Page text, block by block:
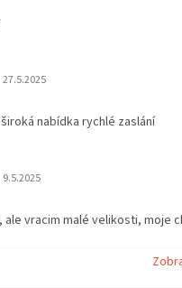
Hodnocení obchodu je 5 z 5
27.5.2025
nabídka rychlé zaslání
Hodnocení obchodu je 5 z 5
9.5.2025
ale vracim malé velikosti, moje